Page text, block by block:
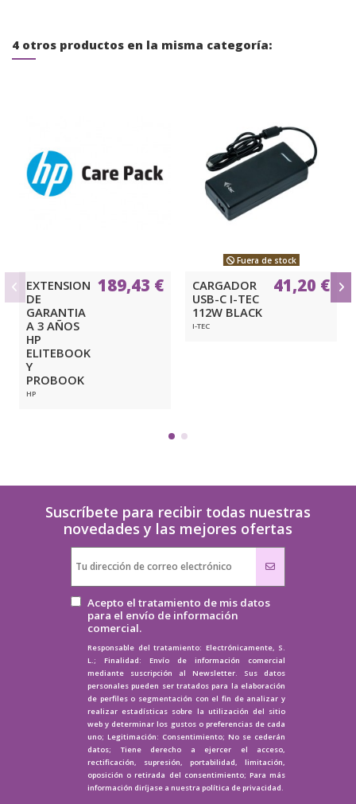
4 otros productos en la misma categoría:
EXTENSION
DE
GARANTIA
A 3 AÑOS
HP
ELITEBOOK
Y
PROBOOK
HP
189,43 €
Fuera de stock
CARGADOR
USB-C I-TEC
112W BLACK
I-TEC
41,20 €
Suscríbete para recibir todas nuestras
novedades y las mejores ofertas
Acepto el tratamiento de mis datos
para el envío de información
comercial.
Responsable del tratamiento: Electrónicamente, S.
L.; Finalidad: Envío de información comercial
mediante suscripción al Newsletter. Sus datos
personales pueden ser tratados para la elaboración
de perfiles o segmentación con el fin de analizar y
realizar estadísticas sobre la utilización del sitio
web y determinar los gustos o preferencias de cada
uno; Legitimación: Consentimiento; No se cederán
datos; Tiene derecho a ejercer el acceso,
rectificación, supresión, portabilidad, limitación,
oposición o retirada del consentimiento; Para más
información diríjase a nuestra política de privacidad.